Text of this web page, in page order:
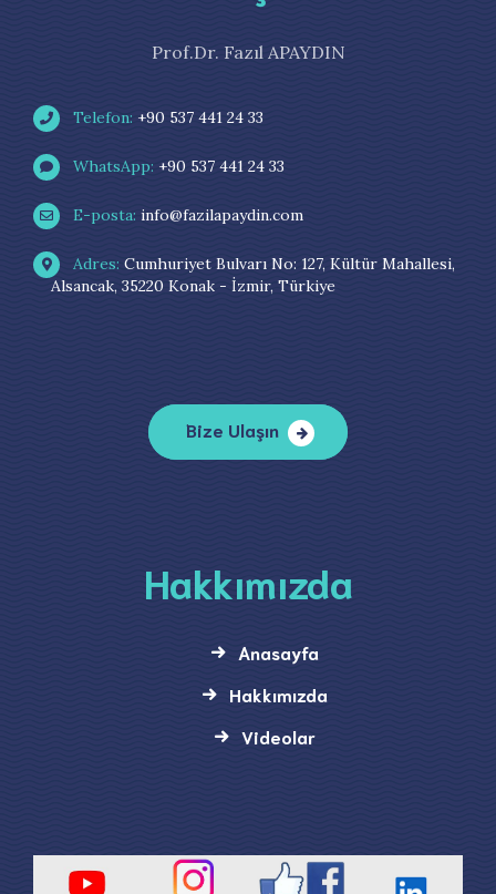
Prof.Dr. Fazıl APAYDIN
Telefon: +90 537 441 24 33
WhatsApp: +90 537 441 24 33
E-posta: info@fazilapaydin.com
Adres: Cumhuriyet Bulvarı No: 127, Kültür Mahallesi,
Alsancak, 35220 Konak - İzmir, Türkiye
Bize Ulaşın
Hakkımızda
Anasayfa
Hakkımızda
Videolar